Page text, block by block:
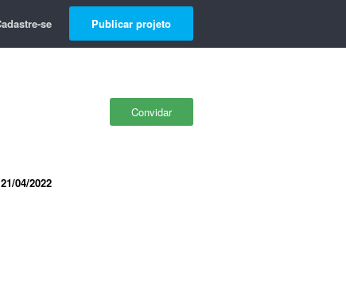
se Publicar projeto
Convidar
21/04/2022